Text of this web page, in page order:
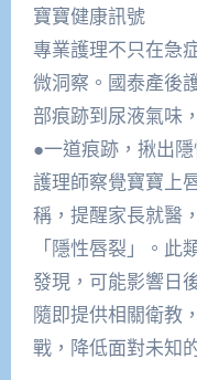
寶寶健康訊號
專業護理不只在急
微洞察。國泰產後
部痕跡到尿液氣味
●一道痕跡，揪出
護理師察覺寶寶上
稱，提醒家長就醫
「隱性唇裂」。
發現，可能影響日
隨即提供相關衛教
戰，降低面對未知